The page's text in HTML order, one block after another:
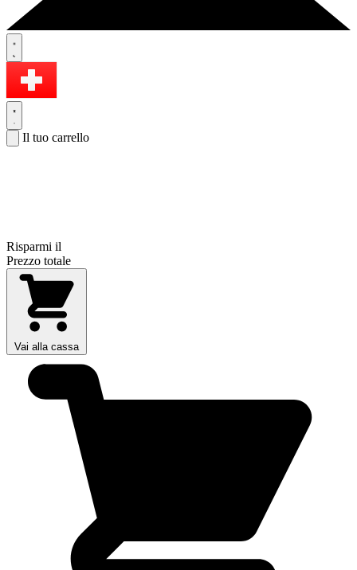
Il tuo carrello
Risparmi il
Prezzo totale
Vai alla cassa